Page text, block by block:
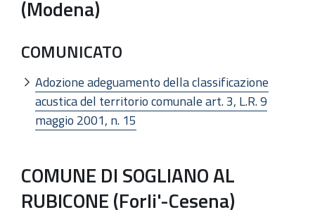
(Modena)
COMUNICATO
Adozione adeguamento della classificazione
acustica del territorio comunale art. 3, L.R. 9
maggio 2001, n. 15
COMUNE DI SOGLIANO AL
RUBICONE (Forli'-Cesena)